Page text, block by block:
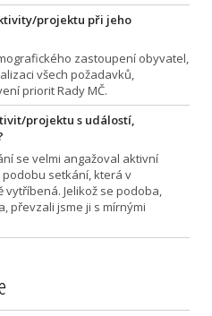
projektu při jeho
zastoupení obyvatel,
všech požadavků,
priorit Rady MČ.
projektu s událostí,
se velmi angažoval aktivní
setkání, která v
Jelikož se podoba,
převzali jsme ji s mírnými